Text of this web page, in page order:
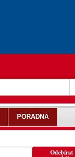
Odebírat
PORADNA